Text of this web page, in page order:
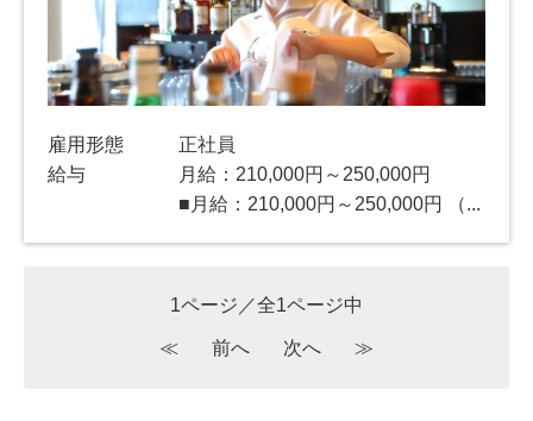
雇用形態
正社員
給与
月給：210,000円～250,000円
■月給：210,000円～250,000円 （...
1ページ／全1ページ中
≪ 前へ 次へ ≫